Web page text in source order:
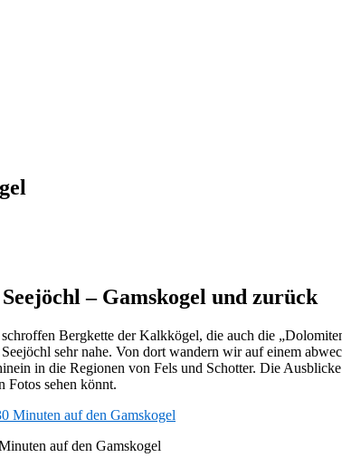
– Gamskogel und zurück
Bergkette der Kalkkögel, die auch die
sehr nahe. Von dort wandern wir auf einem
in die Regionen von Fels und Schotter. Die
Fotos sehen könnt.
auf den Gamskogel